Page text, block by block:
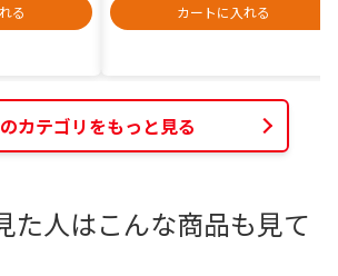
る
カートに入れる
カテゴリをもっと見る
た人はこんな商品も見て